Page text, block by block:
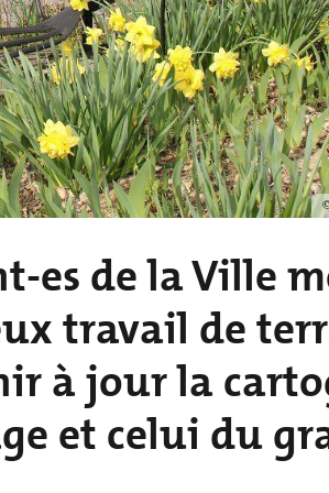
VILLE
PETITE
BALADES ET
RANDONNÉES
es de la Ville
travail de
à jour la
et celui du